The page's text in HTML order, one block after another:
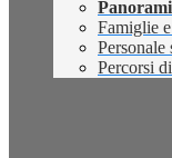
Famiglie
Personale
Percorsi